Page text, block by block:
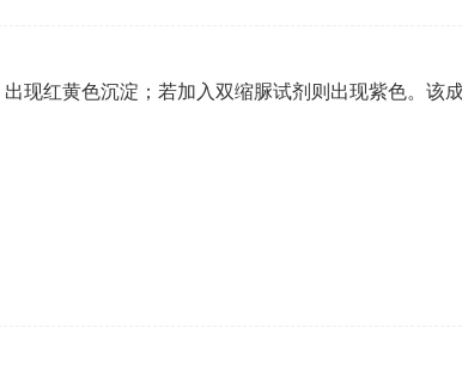
现红黄色沉淀；若加入双缩脲试剂则出现紫色。该